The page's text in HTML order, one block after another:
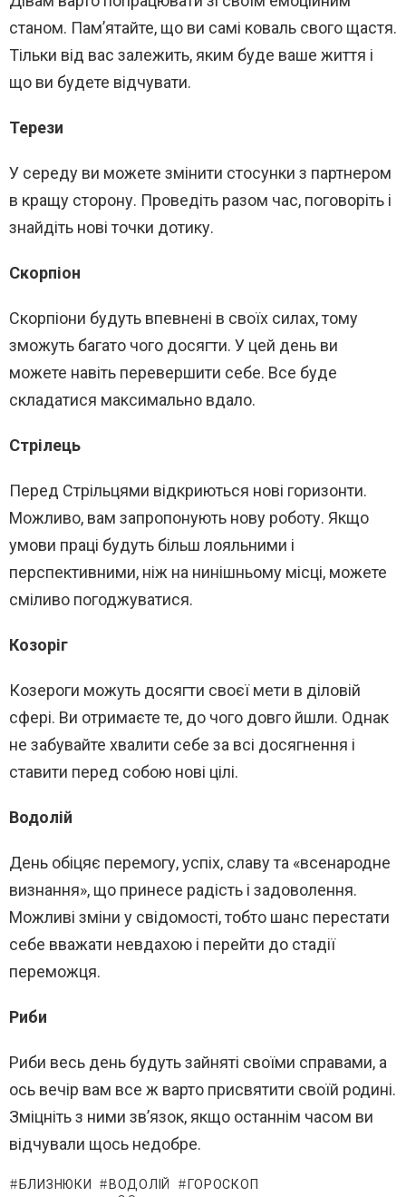
станом. Пам’ятайте, що ви самі коваль свого щастя.
Тільки від вас залежить, яким буде ваше життя і
що ви будете відчувати.
Терези
У середу ви можете змінити стосунки з партнером
в кращу сторону. Проведіть разом час, поговоріть і
знайдіть нові точки дотику.
Скорпіон
Скорпіони будуть впевнені в своїх силах, тому
зможуть багато чого досягти. У цей день ви
можете навіть перевершити себе. Все буде
складатися максимально вдало.
Стрілець
Перед Стрільцями відкриються нові горизонти.
Можливо, вам запропонують нову роботу. Якщо
умови праці будуть більш лояльними і
перспективними, ніж на нинішньому місці, можете
сміливо погоджуватися.
Козоріг
Козероги можуть досягти своєї мети в діловій
сфері. Ви отримаєте те, до чого довго йшли. Однак
не забувайте хвалити себе за всі досягнення і
ставити перед собою нові цілі.
Водолій
День обіцяє перемогу, успіх, славу та «всенародне
визнання», що принесе радість і задоволення.
Можливі зміни у свідомості, тобто шанс перестати
себе вважати невдахою і перейти до стадії
переможця.
Риби
Риби весь день будуть зайняті своїми справами, а
ось вечір вам все ж варто присвятити своїй родині.
Зміцніть з ними зв’язок, якщо останнім часом ви
відчували щось недобре.
БЛИЗНЮКИ ВОДОЛІЙ
ГОРОСКОП